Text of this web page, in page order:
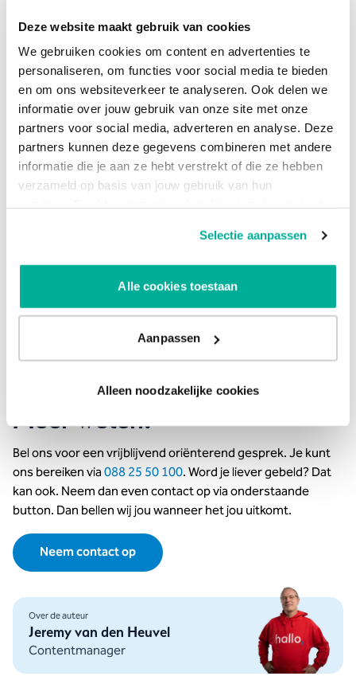
Deze website maakt gebruik van cookies
We gebruiken cookies om content en advertenties te
personaliseren, om functies voor social media te bieden
en om ons websiteverkeer te analyseren. Ook delen we
informatie over jouw gebruik van onze site met onze
partners voor social media, adverteren en analyse. Deze
partners kunnen deze gegevens combineren met andere
informatie die je aan ze hebt verstrekt of die ze hebben
verzameld op basis van jouw gebruik van hun
Selectie aanpassen
Alle cookies toestaan
Aanpassen
Alleen noodzakelijke cookies
aantrekkelijk opgemaakte dashboards.
Het inrichten en uitrollen van Power BI binnen jouw
organisatie kan een uitdagende klus zijn. Onze consultants
staan klaar om je te adviseren over de te nemen stappen,
zodat je optimaal aan de slag kunt met Power BI.
De overgang naar een data-gedreven organisatie kan
versneld worden door kennis te maken met de
mogelijkheden van business intelligence!
Rapportages vanuit Power BI
inzichten om de juiste beslissingen te nemen. Business
intelligence kan de drijvende kracht achter jouw organisatie
zijn. Hallo staat klaar om je te helpen met Power BI een
eigen kenniscentrum op te zetten, zodat medewerkers zelf
Meer weten?
Bel ons voor een vrijblijvend oriënterend gesprek. Je kunt
ons bereiken via088 25 50 100. Word je liever gebeld? Dat
kan ook. Neem dan even contact op via onderstaande
button. Dan bellen wij jou wanneer het jou uitkomt.
Neem contact op
Over de auteur
Jeremy van den Heuvel
Contentmanager